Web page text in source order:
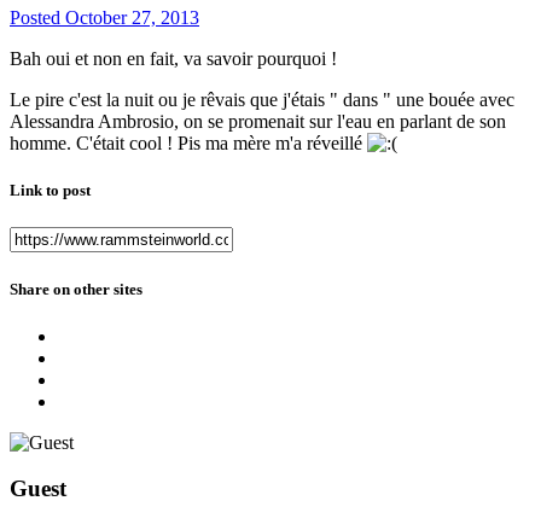
Posted October 27, 2013
Bah oui et non en fait, va savoir pourquoi !
Le pire c'est la nuit ou je rêvais que j'étais " dans " une bouée avec
Alessandra Ambrosio, on se promenait sur l'eau en parlant de son
homme. C'était cool ! Pis ma mère m'a réveillé
Link to post
Share on other sites
Guest